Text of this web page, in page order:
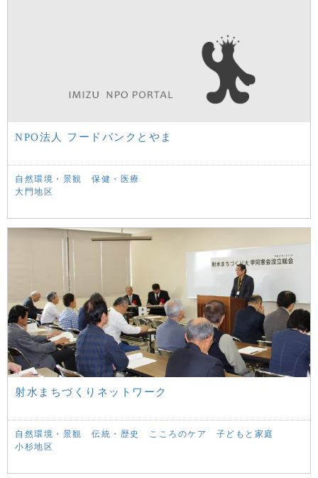
NPO法人 フードバンクとやま
自然環境・景観
保健・医療
大門地区
射水まちづくりネットワーク
自然環境・景観 伝統・歴史 こころのケア
子どもと家庭
小杉地区